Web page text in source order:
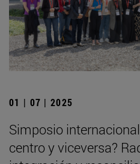
01 | 07 | 2025
Simposio
centro y viceversa?